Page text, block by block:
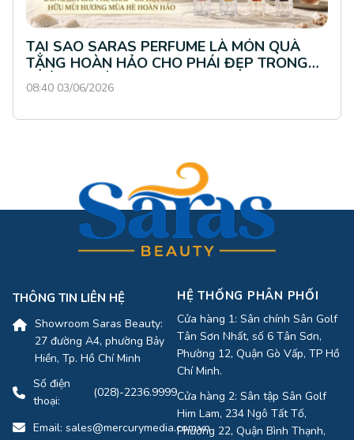
TẠI SAO SARAS PERFUME LÀ MÓN QUÀ
TẶNG HOÀN HẢO CHO PHÁI ĐẸP TRONG
THÁNG 4 NÀY?
08:40 03/06/2026
THÔNG TIN LIÊN HỆ
Showroom Saras Beauty:
27 đường A4, phường Bảy
Hiền, Tp. Hồ Chí Minh
Số điện
thoại:
(028)-2236.9999
Email: sales@mercurymedia.com.vn
HỆ THỐNG PHÂN PHỐI
Cửa hàng 1: Sân chính Sân Golf
Tân Sơn Nhất, số 6 Tân Sơn,
Phường 12, Quận Gò Vấp, TP Hồ
Chí Minh.
Cửa hàng 2: Sân tập Sân Golf
Him Lam, 234 Ngô Tất Tố,
Phường 22, Quận Bình Thạnh,